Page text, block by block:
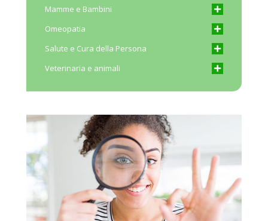
Mamme e Bambini
Omeopatia
Salute e Cura della Persona
Veterinaria e animali